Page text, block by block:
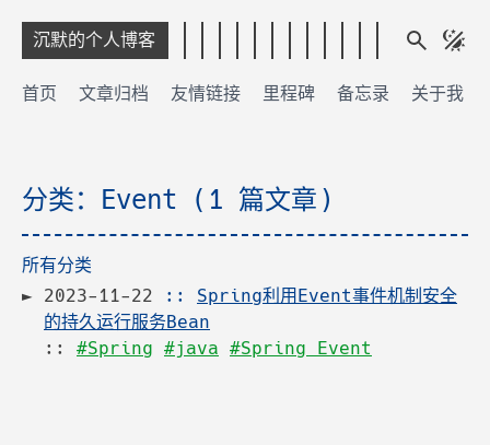
沉默的个人博客
首页 文章归档 友情链接 里程碑 备忘录 关于我
分类：Event (1 篇文章)
所有分类
2023-11-22 :: Spring利用Event事件机制安全
的持久运行服务Bean
:: #Spring #java #Spring Event